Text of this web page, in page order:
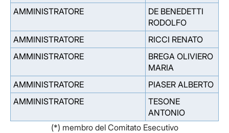
AMMINISTRATORE
DE BENEDETTI
RODOLFO
AMMINISTRATORE
RICCI RENATO
AMMINISTRATORE
BREGA OLIVIERO
MARIA
AMMINISTRATORE
PIASER ALBERTO
AMMINISTRATORE
TESONE
ANTONIO
(*) membro del Comitato Esecutivo